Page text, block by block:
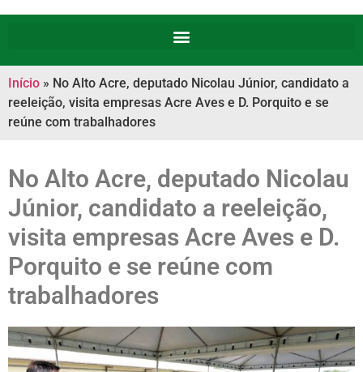
Início » No Alto Acre, deputado Nicolau Júnior, candidato a
reeleição, visita empresas Acre Aves e D. Porquito e se
reúne com trabalhadores
No Alto Acre, deputado Nicolau
Júnior, candidato a reeleição,
visita empresas Acre Aves e D.
Porquito e se reúne com
trabalhadores